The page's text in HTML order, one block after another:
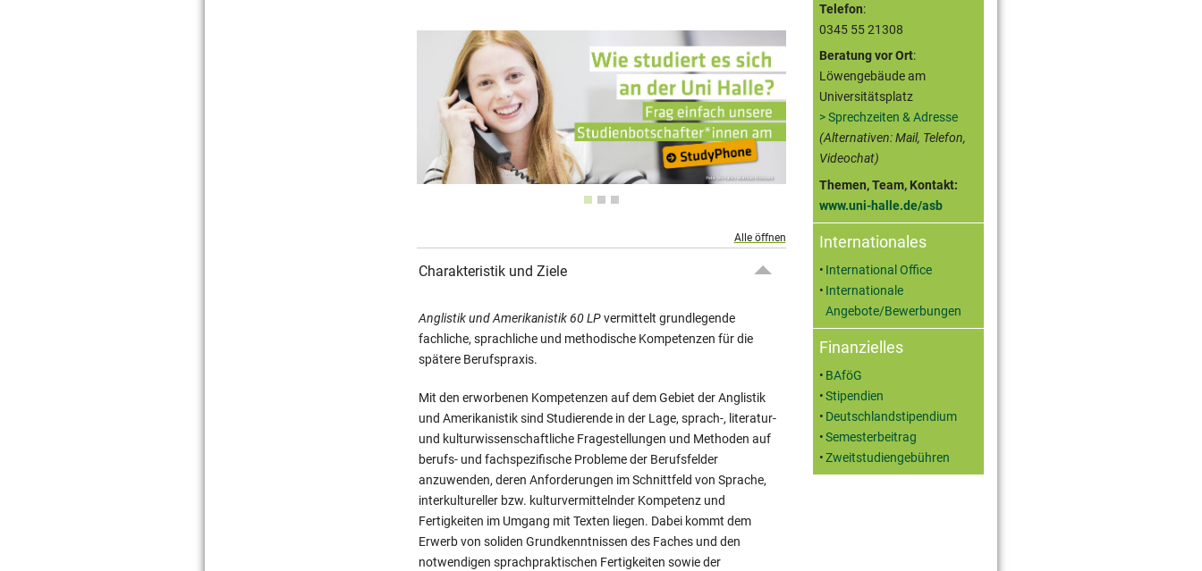
Alle öffnen
Charakteristik und Ziele
Anglistik und Amerikanistik 60 LPvermittelt grundlegende
fachliche, sprachliche und methodische Kompetenzen für die
spätere Berufspraxis.
Mit den erworbenen Kompetenzen auf dem Gebiet der Anglistik
und Amerikanistik sind Studierende in der Lage, sprach-, literatur-
und kulturwissenschaftliche Fragestellungen und Methoden auf
berufs- und fachspezifische Probleme der Berufsfelder
anzuwenden, deren Anforderungen im Schnittfeld von Sprache,
interkultureller bzw. kulturvermittelnder Kompetenz und
Fertigkeiten im Umgang mit Texten liegen. Dabei kommt dem
Erwerb von soliden Grundkenntnissen des Faches und den
notwendigen sprachpraktischen Fertigkeiten sowie der
Telefon:
0345 55 21308
Beratung vor Ort:
Löwengebäude am
Universitätsplatz
> Sprechzeiten & Adresse
(Alternativen: Mail, Telefon,
Videochat)
Themen, Team, Kontakt:
www.uni-halle.de/asb
Internationales
International Office
Internationale
Angebote/Bewerbungen
Finanzielles
BAföG
Stipendien
Deutschlandstipendium
Semesterbeitrag
Zweitstudiengebühren